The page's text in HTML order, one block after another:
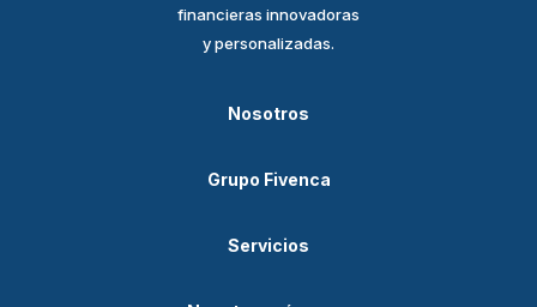
financieras innovadoras
y personalizadas.
Nosotros
Grupo Fivenca
Servicios